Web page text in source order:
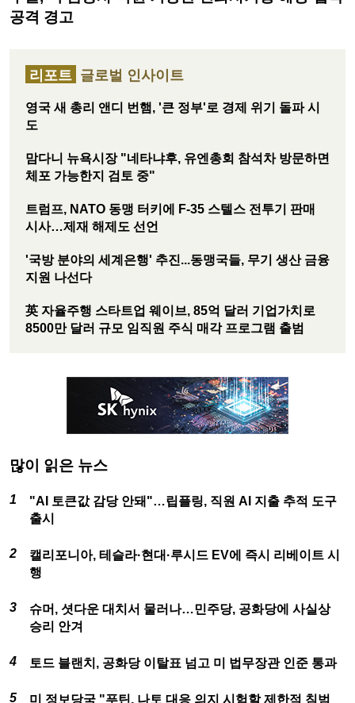
공격 경고
리포트 글로벌 인사이트
영국 새 총리 앤디 번햄, '큰 정부'로 경제 위기 돌파 시
도
맘다니 뉴욕시장 "네타냐후, 유엔총회 참석차 방문하면
체포 가능한지 검토 중"
트럼프, NATO 동맹 터키에 F-35 스텔스 전투기 판매
시사…제재 해제도 선언
'국방 분야의 세계은행' 추진...동맹국들, 무기 생산 금융
지원 나선다
英 자율주행 스타트업 웨이브, 85억 달러 기업가치로
8500만 달러 규모 임직원 주식 매각 프로그램 출범
많이 읽은 뉴스
"AI 토큰값 감당 안돼"…립플링, 직원 AI 지출 추적 도구
출시
캘리포니아, 테슬라·현대·루시드 EV에 즉시 리베이트 시
행
슈머, 셧다운 대치서 물러나…민주당, 공화당에 사실상
승리 안겨
토드 블랜치, 공화당 이탈표 넘고 미 법무장관 인준 통과
미 정보당국 "푸틴, 나토 대응 의지 시험할 제한적 침범